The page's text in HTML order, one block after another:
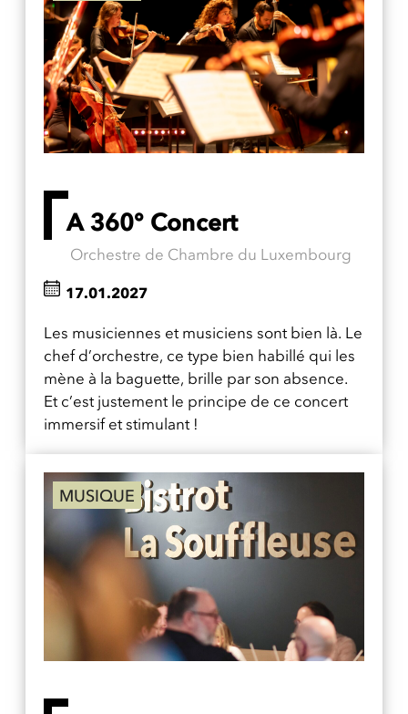
A 360° Concert
Orchestre de Chambre du Luxembourg
Les musiciennes et musiciens sont bien là. Le
chef d’orchestre, ce type bien habillé qui les
mène à la baguette, brille par son absence.
Et c’est justement le principe de ce concert
immersif et stimulant !
17.01.2027
MUSIQUE